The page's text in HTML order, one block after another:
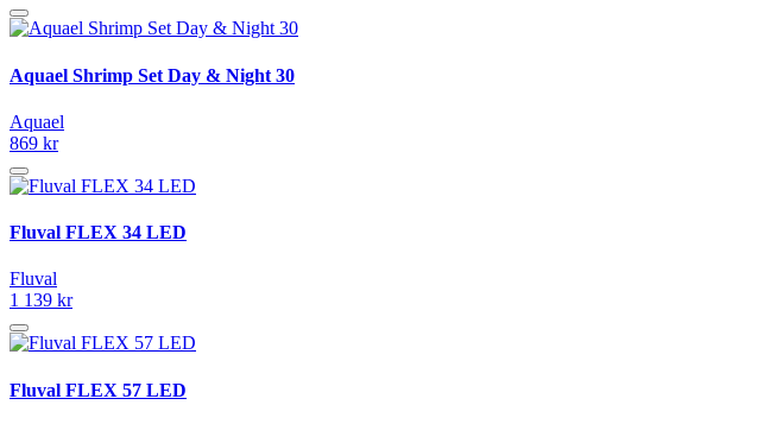
Aquael Shrimp Set Day & Night 30
Aquael
869 kr
Fluval FLEX 34 LED
Fluval
1 139 kr
Fluval FLEX 57 LED